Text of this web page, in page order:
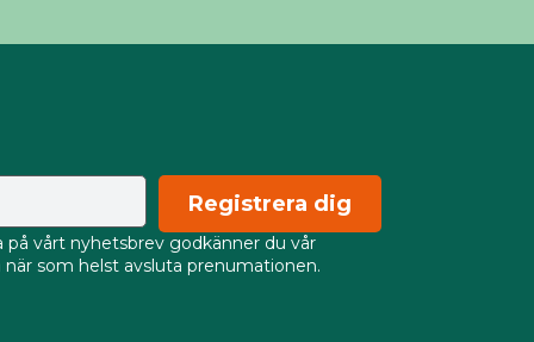
Registrera dig
vårt nyhetsbrev godkänner du vår
som helst avsluta prenumationen.